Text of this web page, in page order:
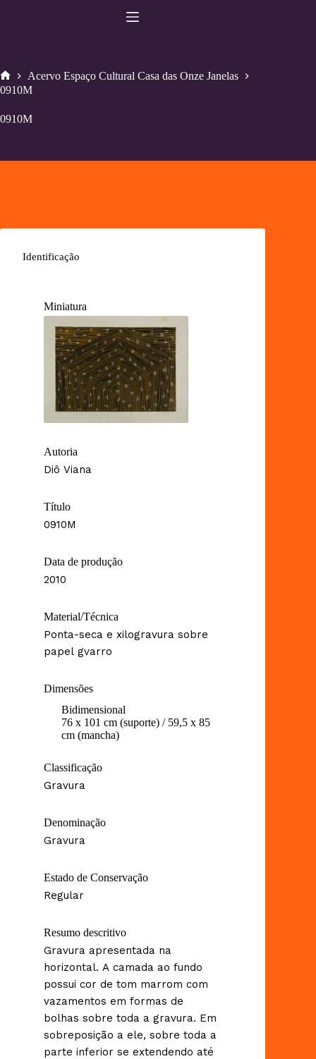
Home
Acervo Espaço Cultural Casa das Onze Janelas
0910M
0910M
Identificação
Miniatura
Autoria
Diô Viana
Título
0910M
Data de produção
2010
Material/Técnica
Ponta-seca e xilogravura sobre
papel gvarro
Dimensões
Bidimensional
76 x 101 cm (suporte) / 59,5 x 85
cm (mancha)
Classificação
Gravura
Denominação
Gravura
Estado de Conservação
Regular
Resumo descritivo
Gravura apresentada na
horizontal. A camada ao fundo
possui cor de tom marrom com
vazamentos em formas de
bolhas sobre toda a gravura. Em
sobreposição a ele, sobre toda a
parte inferior se extendendo até